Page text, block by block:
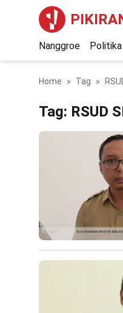
Nanggroe Politika
Home Tag
Tag: RSUD